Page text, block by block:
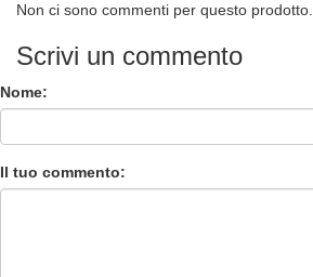
Non ci sono commenti per questo prodotto.
Scrivi un commento
Nome:
Il tuo commento: